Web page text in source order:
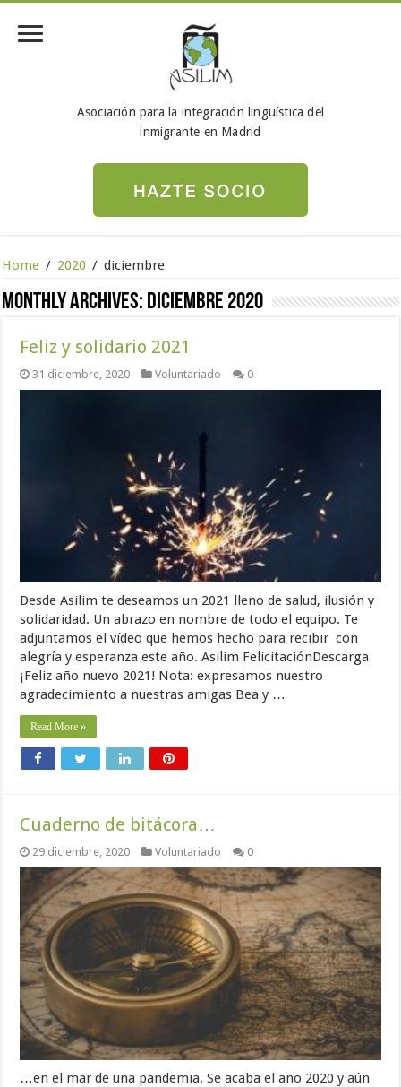
Asociación para la integración lingüística del
inmigrante en Madrid
Home / 2020 / diciembre
Monthly Archives: diciembre 2020
Feliz y solidario 2021
31 diciembre, 2020 Voluntariado 0
Desde Asilim te deseamos un 2021 lleno de salud, ilusión y
solidaridad. Un abrazo en nombre de todo el equipo. Te
adjuntamos el vídeo que hemos hecho para recibir con
alegría y esperanza este año. Asilim FelicitaciónDescarga
¡Feliz año nuevo 2021! Nota: expresamos nuestro
agradecimiento a nuestras amigas Bea y …
Read More »
Cuaderno de bitácora…
29 diciembre, 2020 Voluntariado 0
…en el mar de una pandemia. Se acaba el año 2020 y aún